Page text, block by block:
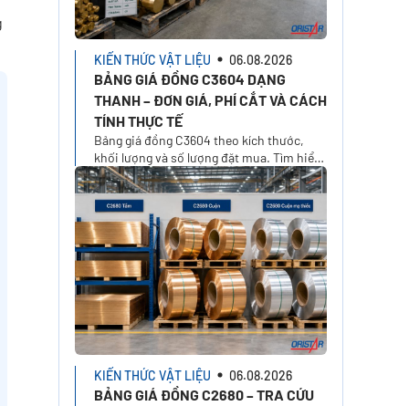
KIẾN THỨC VẬT LIỆU 06.08.2026
BẢNG GIÁ ĐỒNG C3604 DẠNG
THANH – ĐƠN GIÁ, PHÍ CẮT VÀ CÁCH
TÍNH THỰC TẾ
Bảng giá đồng C3604 theo kích thước,
khối lượng và số lượng đặt mua. Tìm hiểu
cách tính đơn giá, phí cắt, VAT, vận
chuyển và nhận báo giá tại Oristar
KIẾN THỨC VẬT LIỆU 06.08.2026
BẢNG GIÁ ĐỒNG C2680 – TRA CỨU